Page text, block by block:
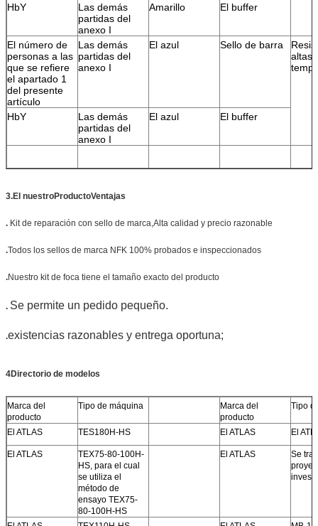
HbY
Las demás
partidas del
anexo I
Amarillo El buffer
El número de
personas a las
que se refiere
el apartado 1
del presente
artículo
Las demás
partidas del
anexo I
El azul Sello de barra
altas
HbY
Las demás
partidas del
anexo I
El azul El buffer
3.El nuestroProductoVentajas
. Kit de reparación con sello de marca,Alta calidad y precio razonable
.Todos los sellos de marca NFK 100% probados e inspeccionados
.Nuestro kit de foca tiene el tamaño exacto del producto
. Se permite un pedido pequeño.
.existencias razonables y entrega oportuna;
4Directorio de modelos
Marca del
producto
Tipo de máquina
Marca del
producto
Tipo
El ATLAS TES180H-HS El ATLAS El
El ATLAS
TEX75-80-100H-
HS, para el cual
se utiliza el
método de
ensayo TEX75-
80-100H-HS
El ATLAS
Se